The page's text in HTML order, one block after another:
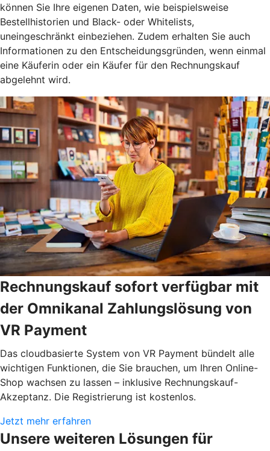
können Sie Ihre eigenen Daten, wie beispielsweise
Bestellhistorien und Black- oder Whitelists,
uneingeschränkt einbeziehen. Zudem erhalten Sie auch
Informationen zu den Entscheidungsgründen, wenn einmal
eine Käuferin oder ein Käufer für den Rechnungskauf
abgelehnt wird.
Rechnungskauf sofort verfügbar mit
der Omnikanal Zahlungslösung von
VR Payment
Das cloudbasierte System von VR Payment bündelt alle
wichtigen Funktionen, die Sie brauchen, um Ihren Online-
Shop wachsen zu lassen – inklusive Rechnungskauf-
Akzeptanz. Die Registrierung ist kostenlos.
Jetzt mehr erfahren
Unsere weiteren Lösungen für